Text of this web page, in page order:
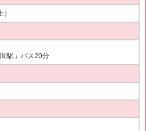
駅」バス20分